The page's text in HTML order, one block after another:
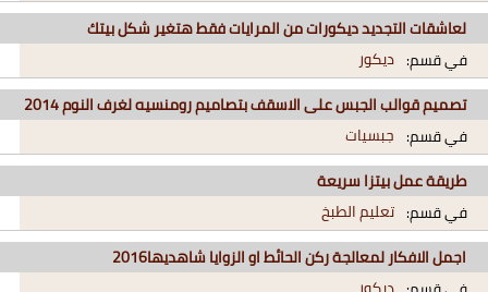
لعاشقات التجديد ديكورات من المرايات فقط هتغير شكل بيتك
في قسم: ديكور
تصميم قوالب الجبس على الاسقف بتصاميم رومنسيه لغرف النوم 2014
في قسم: جبسيات
طريقة عمل بيتزا سريعة
في قسم: تعليم الطبخ
اجمل الافكار لمعالجة ركن الحائط او الزوايا شاهديها2016